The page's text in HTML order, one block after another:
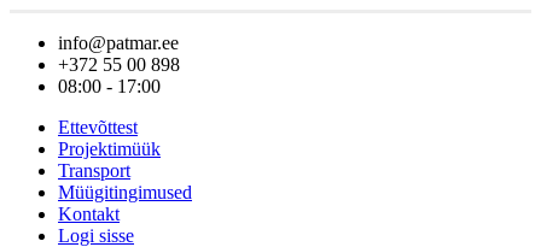
info@patmar.ee
+372 55 00 898
08:00 - 17:00
Ettevõttest
Projektimüük
Transport
Müügitingimused
Kontakt
Logi sisse